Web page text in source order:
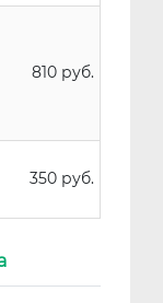
810 руб.
350 руб.